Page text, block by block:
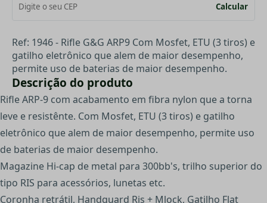
Calcular
Ref: 1946 - Rifle G&G ARP9 Com Mosfet, ETU (3 tiros) e
gatilho eletrônico que alem de maior desempenho,
permite uso de baterias de maior desempenho.
Descrição do produto
Rifle ARP-9 com acabamento em fibra nylon que a torna
leve e resistênte. Com Mosfet, ETU (3 tiros) e gatilho
eletrônico que alem de maior desempenho, permite uso
de baterias de maior desempenho.
Magazine Hi-cap de metal para 300bb's, trilho superior do
tipo RIS para acessórios, lunetas etc.
Coronha retrátil, Handguard Ris + Mlock, Gatilho Flat